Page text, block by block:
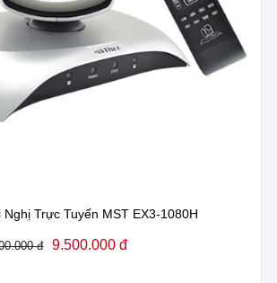
Trực Tuyến MST EX3-1080H
đ 9.500.000 đ